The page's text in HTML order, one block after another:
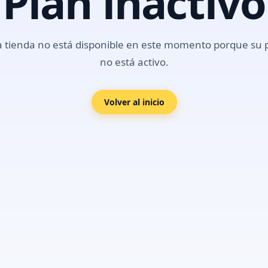
tienda no está disponible en este momento porque su
no está activo.
Volver al inicio